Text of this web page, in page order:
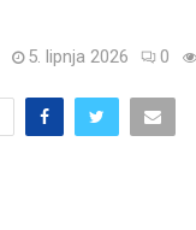
5. lipnja 2026 0